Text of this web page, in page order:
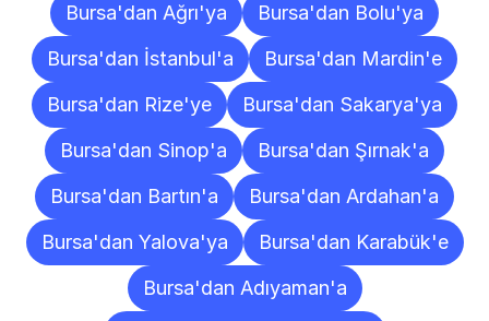
Bursa'dan Ağrı'ya
Bursa'dan Bolu'ya
Bursa'dan İstanbul'a
Bursa'dan Mardin'e
Bursa'dan Rize'ye
Bursa'dan Sakarya'ya
Bursa'dan Sinop'a
Bursa'dan Şırnak'a
Bursa'dan Bartın'a
Bursa'dan Ardahan'a
Bursa'dan Yalova'ya
Bursa'dan Karabük'e
Bursa'dan Adıyaman'a